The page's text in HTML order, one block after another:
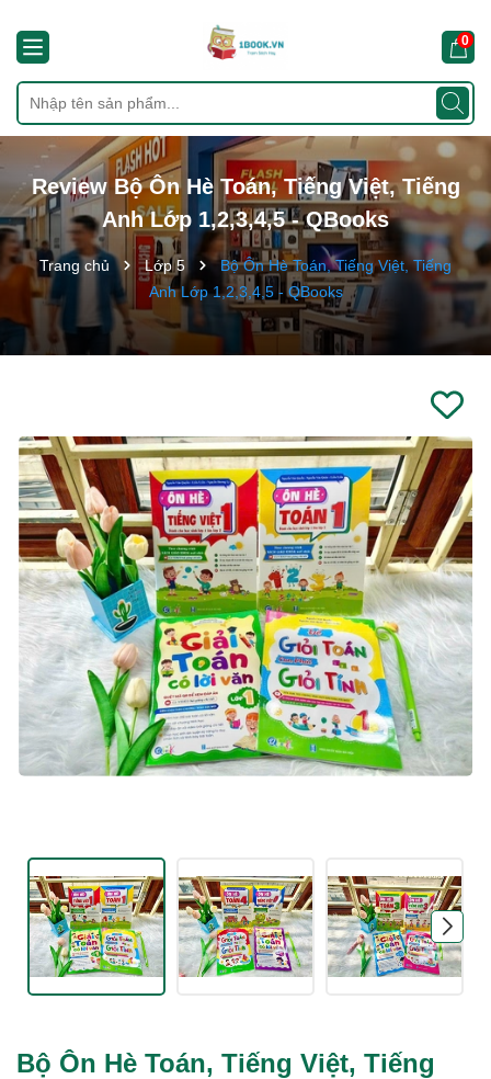
0
Review Bộ Ôn Hè Toán, Tiếng Việt, Tiếng
Anh Lớp 1,2,3,4,5 - QBooks
Trang chủ Lớp 5
Bộ Ôn Hè Toán, Tiếng Việt, Tiếng
Anh Lớp 1,2,3,4,5 - QBooks
Bộ Ôn Hè Toán, Tiếng Việt, Tiếng